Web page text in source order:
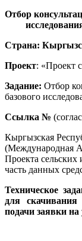
Отбор
Страна:
Проект: «Проект
Задание: Отбор
базового
Ссылка №
Кыргызская
(Международная
Проекта сельских
часть данных
Техническое
для
подачи заявки на